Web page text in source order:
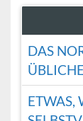
DAS
ÜBLICHE
ETWAS,